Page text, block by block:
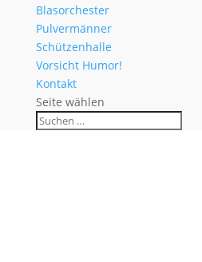
Blasorchester
Pulvermänner
Schützenhalle
Vorsicht Humor!
Kontakt
Seite wählen